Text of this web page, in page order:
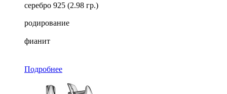
серебро 925 (2.98 гр.)
родирование
фианит
Подробнее